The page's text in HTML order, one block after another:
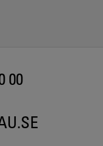
00